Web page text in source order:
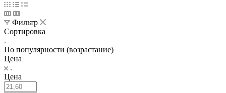
Фильтр
Сортировка
По популярности (возрастание)
Цена
Цена